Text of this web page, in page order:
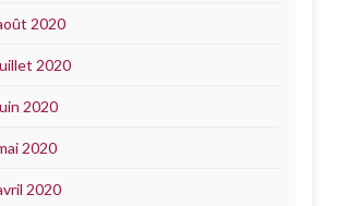
2020
2020
2020
2020
2020